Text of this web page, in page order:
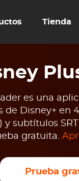
Tienda
es una
Disney+ en
y subtítulos
gratuita.
Prueba